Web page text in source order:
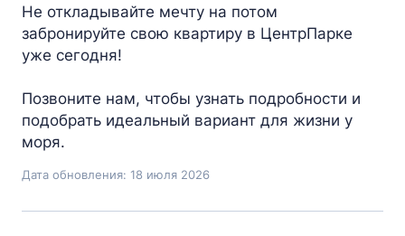
Не откладывайте мечту на потом
забронируйте свою квартиру в ЦентрПарке
уже сегодня!
Позвоните нам, чтобы узнать подробности и
подобрать идеальный вариант для жизни у
моря.
Дата обновления: 18 июля 2026